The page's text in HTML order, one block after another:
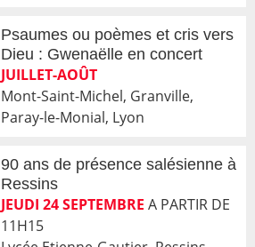
Psaumes ou poèmes et cris vers
Dieu : Gwenaëlle en concert
JUILLET-AOÛT
Mont-Saint-Michel, Granville,
Paray-le-Monial, Lyon
90 ans de présence salésienne à
Ressins
JEUDI 24 SEPTEMBRE A PARTIR DE
11H15